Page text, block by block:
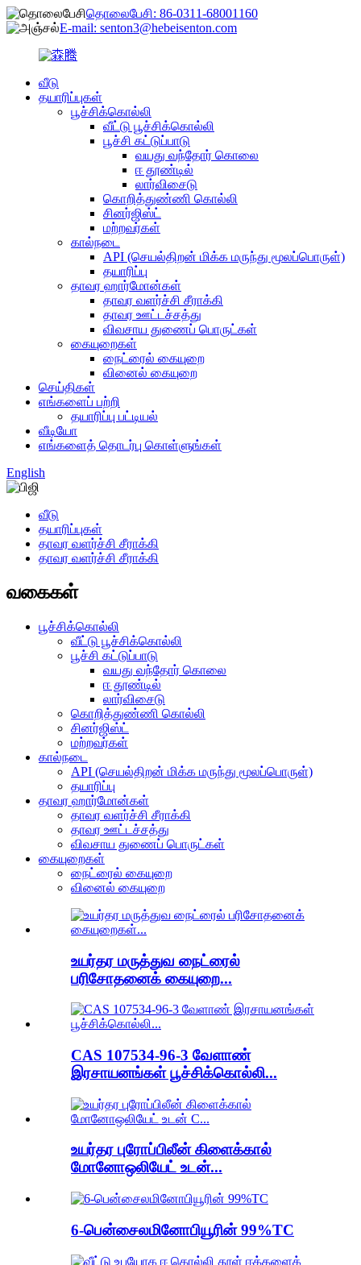
தொலைபேசி: 86-0311-68001160
E-mail: senton3@hebeisenton.com
வீடு
தயாரிப்புகள்
பூச்சிக்கொல்லி
வீட்டு பூச்சிக்கொல்லி
பூச்சி கட்டுப்பாடு
வயது வந்தோர் கொலை
ஈ தூண்டில்
லார்விசைடு
கொறித்துண்ணி கொல்லி
சினர்ஜிஸ்ட்
மற்றவர்கள்
கால்நடை
API (செயல்திறன் மிக்க மருந்து மூலப்பொருள்)
தயாரிப்பு
தாவர ஹார்மோன்கள்
தாவர வளர்ச்சி சீராக்கி
தாவர ஊட்டச்சத்து
விவசாய துணைப் பொருட்கள்
கையுறைகள்
நைட்ரைல் கையுறை
வினைல் கையுறை
செய்திகள்
எங்களைப் பற்றி
தயாரிப்பு பட்டியல்
வீடியோ
எங்களைத் தொடர்பு கொள்ளுங்கள்
English
வீடு
தயாரிப்புகள்
தாவர வளர்ச்சி சீராக்கி
தாவர வளர்ச்சி சீராக்கி
வகைகள்
பூச்சிக்கொல்லி
வீட்டு பூச்சிக்கொல்லி
பூச்சி கட்டுப்பாடு
வயது வந்தோர் கொலை
ஈ தூண்டில்
லார்விசைடு
கொறித்துண்ணி கொல்லி
சினர்ஜிஸ்ட்
மற்றவர்கள்
கால்நடை
API (செயல்திறன் மிக்க மருந்து மூலப்பொருள்)
தயாரிப்பு
தாவர ஹார்மோன்கள்
தாவர வளர்ச்சி சீராக்கி
தாவர ஊட்டச்சத்து
விவசாய துணைப் பொருட்கள்
கையுறைகள்
நைட்ரைல் கையுறை
வினைல் கையுறை
உயர்தர மருத்துவ நைட்ரைல்
பரிசோதனைக் கையுறை...
CAS 107534-96-3 வேளாண்
இரசாயனங்கள் பூச்சிக்கொல்லி...
உயர்தர புரோப்பிலீன் கிளைக்கால்
மோனோஒலியேட் உடன்...
6-பென்சைலமினோபியூரின் 99%TC